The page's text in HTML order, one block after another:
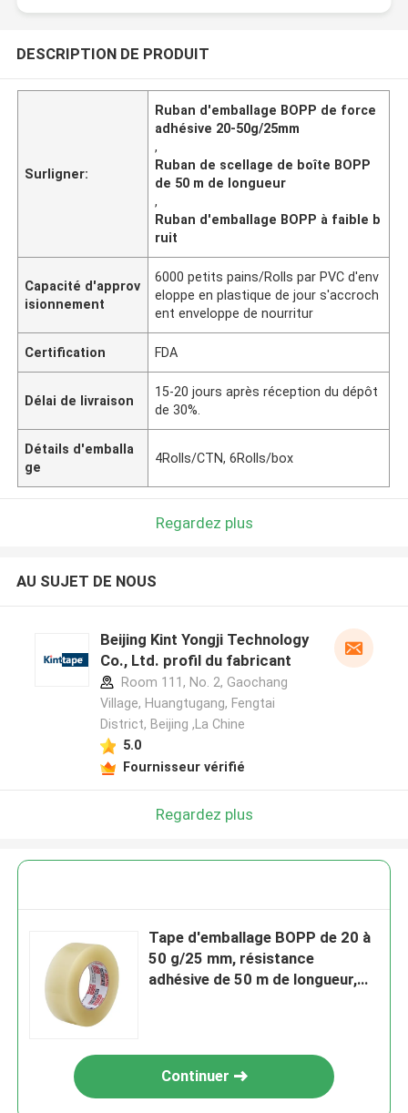
DESCRIPTION DE PRODUIT
Surligner:
Ruban d'emballage BOPP de force
adhésive 20-50g/25mm
,
Ruban de scellage de boîte BOPP
de 50 m de longueur
,
Ruban d'emballage BOPP à faible b
ruit
Capacité d'approv
isionnement
6000 petits pains/Rolls par PVC d'env
eloppe en plastique de jour s'accroch
ent enveloppe de nourritur
Certification FDA
Délai de livraison
15-20 jours après réception du dépôt
de 30%.
Détails d'emballa
ge
4Rolls/CTN, 6Rolls/box
Regardez plus
AU SUJET DE NOUS
Beijing Kint Yongji Technology
Co., Ltd. profil du fabricant
Room 111, No. 2, Gaochang
Village, Huangtugang, Fengtai
District, Beijing ,La Chine
5.0
Fournisseur vérifié
Regardez plus
Tape d'emballage BOPP de 20 à
50 g/25 mm, résistance
adhésive de 50 m de longueur,
Continuer